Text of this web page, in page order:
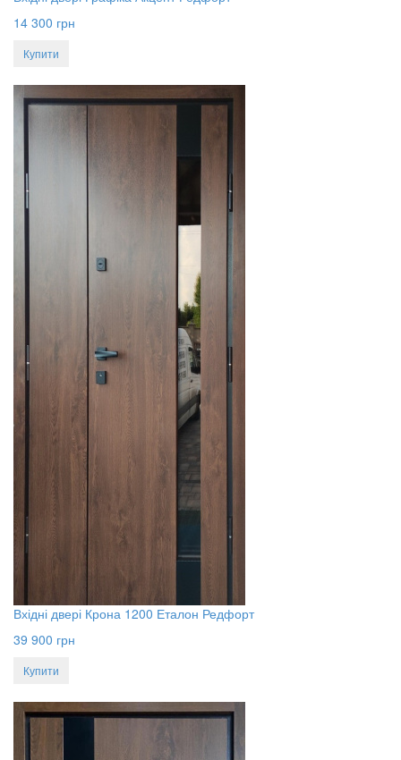
14 300 грн
Купити
Вхідні двері Крона 1200 Еталон Редфорт
39 900 грн
Купити